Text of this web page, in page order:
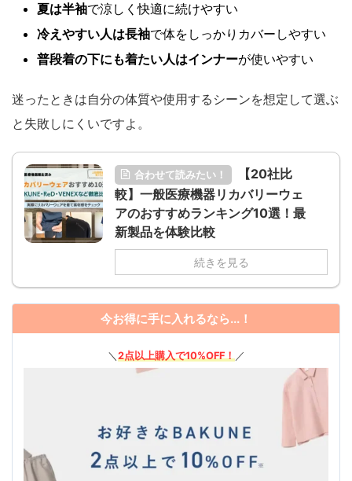
夏は半袖で涼しく快適に続けやすい
冷えやすい人は長袖で体をしっかりカバーしやすい
普段着の下にも着たい人はインナーが使いやすい
迷ったときは自分の体質や使用するシーンを想定して選ぶ
と失敗しにくいですよ。
合わせて読みたい！
【20社比
較】一般医療機器リカバリーウェ
アのおすすめランキング10選！最
新製品を体験比較
続きを見る
今お得に手に入れるなら...！
＼ 2点以上購入で10%OFF！／